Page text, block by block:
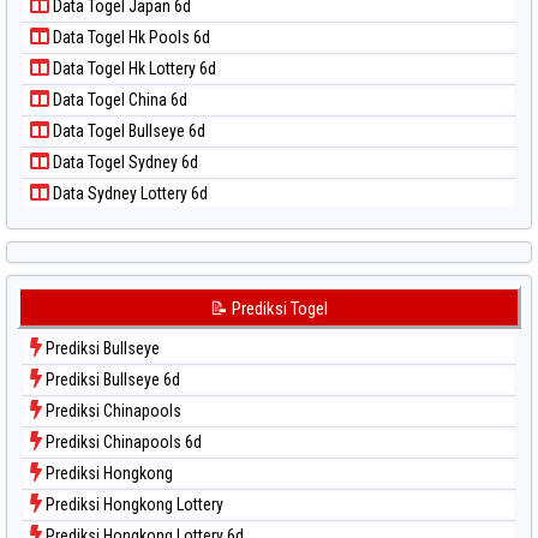
Data Togel Magnum Cambodia
Data Togel Nagoya
Data Togel North Carolina Day
Data Togel Pcso
Data Togel Sao Paulo
Data Togel Singapore
Data Togel Sydney
Data Togel Sydney Lottery
Data Togel Sydney Lotto
Data Togel Sydney Pools 6d
Data Togel Taipei
Data Togel Taiwan
Data Togel Japan 6d
Data Togel Hk Pools 6d
Data Togel Hk Lottery 6d
Data Togel China 6d
Data Togel Bullseye 6d
Data Togel Sydney 6d
Data Sydney Lottery 6d
📝 Prediksi Togel
Prediksi Bullseye
Prediksi Bullseye 6d
Prediksi Chinapools
Prediksi Chinapools 6d
Prediksi Hongkong
Prediksi Hongkong Lottery